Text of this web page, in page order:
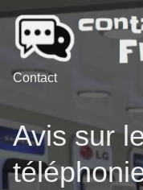
Contact
Avis sur